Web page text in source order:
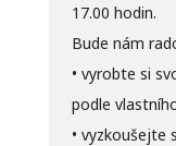
17.00 hodin.
Bude nám
• vyrobte si
podle
• vyzkoušejte